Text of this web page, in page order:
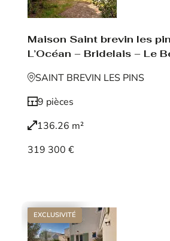
Maison Saint brevin les
L’Océan – Bridelais – Le
SAINT BREVIN LES PINS
9 pièces
136.26 m²
319 300 €
EXCLUSIVITÉ